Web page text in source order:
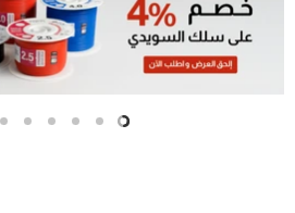
Slide
Slide
Slide
Slide
Slide